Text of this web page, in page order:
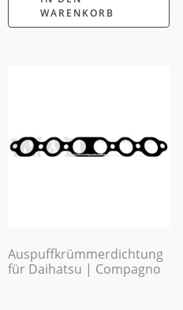
WARENKORB
Auspuffkrümmerdichtung
für Daihatsu | Compagno